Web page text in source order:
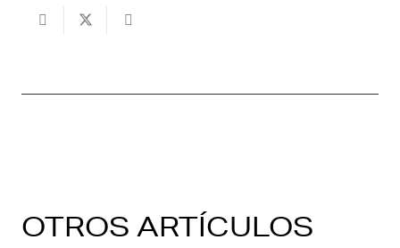
OTROS ARTÍCULOS